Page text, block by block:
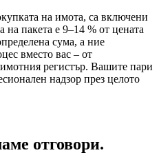
на имота, са включени
на пакета е 9–14 % от цената
сума, а ние
вместо вас – от
регистър. Вашите пари
надзор през целото
отговори.